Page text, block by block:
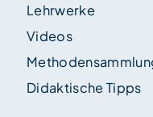
Lehrwerke
Videos
Didaktische Tipps